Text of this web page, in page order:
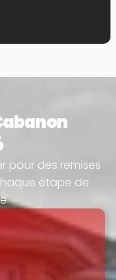
pour des remises
étape de